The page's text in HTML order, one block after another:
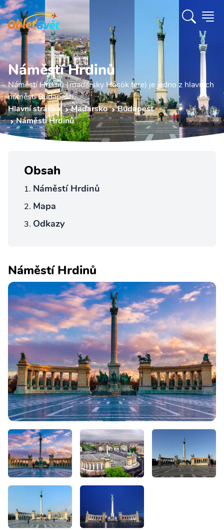
Náměstí Hrdinů
Náměstí Hrdinů (maďarsky Hősök tere) je jedno z hlavních
náměstí Budapešti.
Hlavní stránka
Maďarsko
Budapešť
Náměstí Hrdinů
Obsah
Náměstí Hrdinů
Mapa
Odkazy
Náměstí Hrdinů